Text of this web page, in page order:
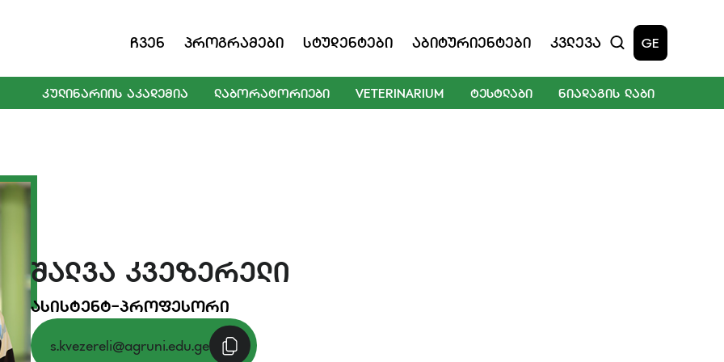
Ჩვენ Პროგრამები Სტუდენტები Აბიტურიენტები Კვლევა GE
ᲙᲣᲚᲘᲜᲐᲠᲘᲘᲡ ᲐᲙᲐᲓᲔᲛᲘᲐ ᲚᲐᲑᲝᲠᲐᲢᲝᲠᲘᲔᲑᲘ VETERINARIUM ᲢᲔᲡᲢᲚᲐᲑᲘ ᲜᲘᲐᲓᲐᲒᲘᲡ ᲚᲐᲑᲘ
ᲨᲐᲚᲕᲐ ᲙᲕᲔᲖᲔᲠᲔᲚᲘ
ᲐᲡᲘᲡᲢᲔᲜᲢ-ᲞᲠᲝᲤᲔᲡᲝᲠᲘ
s.kvezereli@agruni.edu.ge